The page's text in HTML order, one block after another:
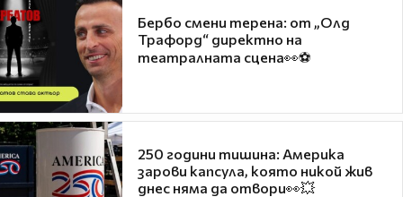
Бербо смени терена: от „Олд
Трафорд“ директно на
театралната сцена👀⚽
250 години тишина: Америка
зарови капсула, която никой жив
днес няма да отвори👀💥